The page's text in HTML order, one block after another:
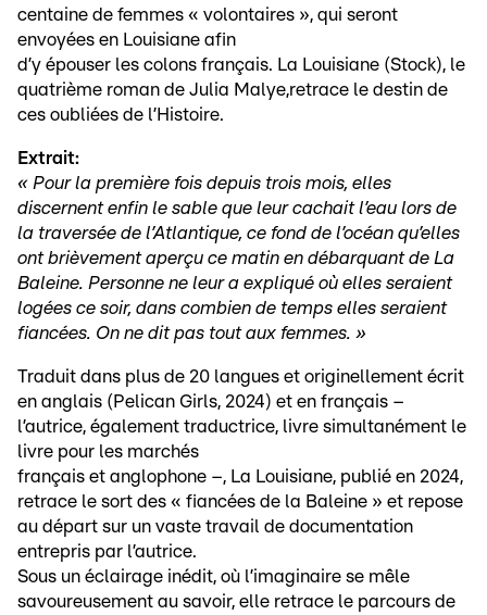
centaine de femmes « volontaires », qui seront
envoyées en Louisiane afin
d’y épouser les colons français. La Louisiane (Stock), le
quatrième roman de Julia Malye,retrace le destin de
ces oubliées de l’Histoire.
Extrait:
« Pour la première fois depuis trois mois, elles
discernent enfin le sable que leur cachait l’eau lors de
la traversée de l’Atlantique, ce fond de l’océan qu’elles
ont brièvement aperçu ce matin en débarquant de La
Baleine. Personne ne leur a expliqué où elles seraient
logées ce soir, dans combien de temps elles seraient
fiancées. On ne dit pas tout aux femmes. »
Traduit dans plus de 20 langues et originellement écrit
en anglais (Pelican Girls, 2024) et en français –
l’autrice, également traductrice, livre simultanément le
livre pour les marchés
français et anglophone –, La Louisiane, publié en 2024,
retrace le sort des « fiancées de la Baleine » et repose
au départ sur un vaste travail de documentation
entrepris par l’autrice.
Sous un éclairage inédit, où l’imaginaire se mêle
savoureusement au savoir, elle retrace le parcours de